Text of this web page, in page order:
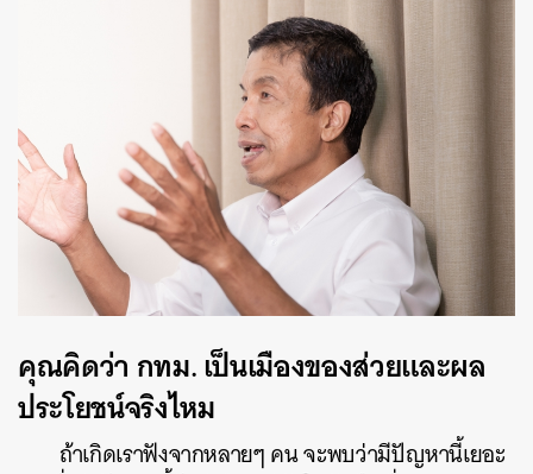
คุณคิดว่า กทม.เป็นเมืองของส่วยและผล
ประโยชน์จริงไหม
ถ้าเกิดเราฟังจากหลายๆคนจะพบว่ามีปัญหานี้เยอะ